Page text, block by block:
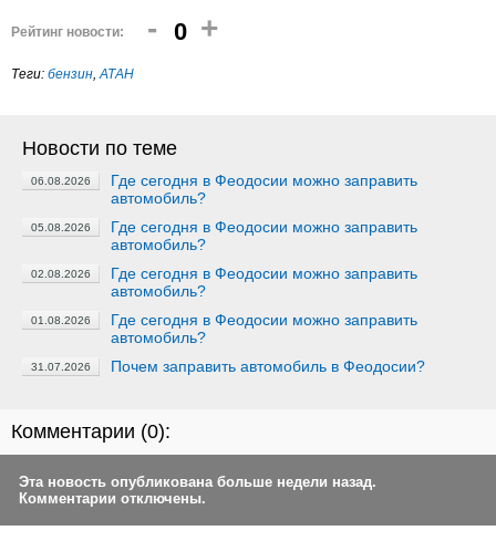
Рейтинг новости: - 0 +
Теги: бензин,АТАН
Новости по теме
06.08.2026
Где сегодня в Феодосии можно заправить
автомобиль?
05.08.2026
Где сегодня в Феодосии можно заправить
автомобиль?
02.08.2026
Где сегодня в Феодосии можно заправить
автомобиль?
01.08.2026
Где сегодня в Феодосии можно заправить
автомобиль?
31.07.2026 Почем заправить автомобиль в Феодосии?
Комментарии (0):
Эта новость опубликована больше недели назад.
Комментарии отключены.